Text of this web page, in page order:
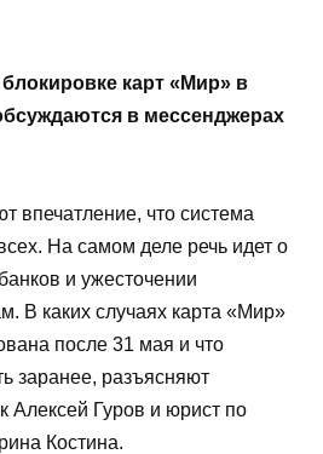
карт «Мир» в
в мессенджерах
впечатление, что система
На самом деле речь идет о
и ужесточении
В каких случаях карта «Мир»
после 31 мая и что
заранее, разъясняют
Алексей Гуров и юрист по
Костина.